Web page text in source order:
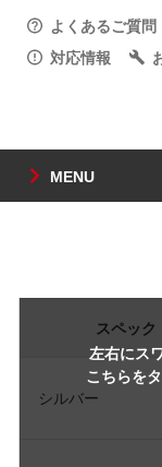
よくあるご質問
対応情報
MENU
左右にス
こちらを
スペック
シルバー